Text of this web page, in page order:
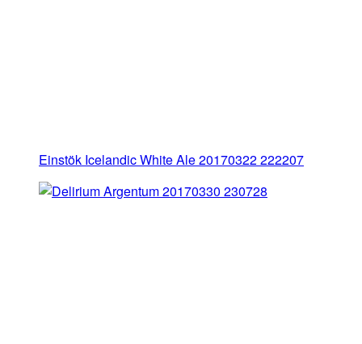
Einstök Icelandic White Ale 20170322 222207